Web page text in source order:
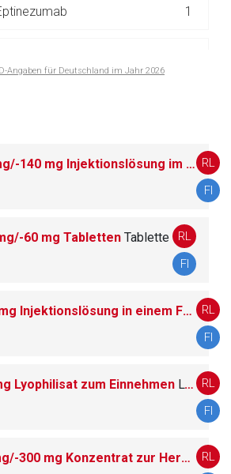
1
und
Migränemittel
1
83
65
Angaben für Deutschland im Jahr 2026
Aimovig® 70 mg/-140 mg Injektionslösung im Fertigpen RL
FI
60 mg Tabletten Tablette
RL
FI
Injektionslösung in einem Fertigpen
RL
FI
Lyophilisat zum Einnehmen Lyophilisat zum Einnehmen
RL
FI
mg Konzentrat zur Herstellung einer Infusionslösung
RL